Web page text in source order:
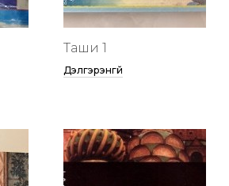
Таши 1
Дэлгэрэнгүй